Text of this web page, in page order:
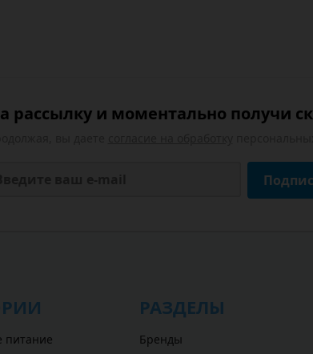
рассылку и моментально получи
питание
РАЗДЕЛЫ
Бренды